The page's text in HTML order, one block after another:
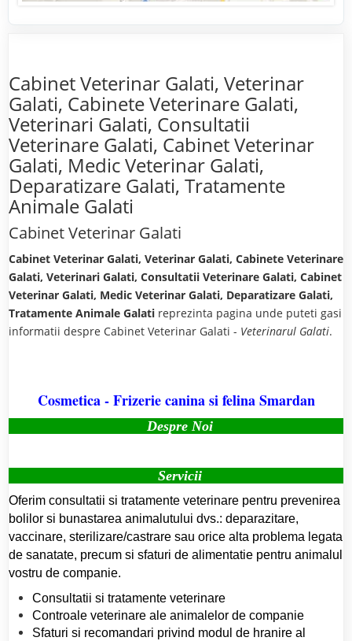
Cabinet Veterinar Galati, Veterinar
Galati, Cabinete Veterinare Galati,
Veterinari Galati, Consultatii
Veterinare Galati, Cabinet Veterinar
Galati, Medic Veterinar Galati,
Deparatizare Galati, Tratamente
Animale Galati
Cabinet Veterinar Galati
Cabinet Veterinar Galati, Veterinar Galati, Cabinete Veterinare
Galati, Veterinari Galati, Consultatii Veterinare Galati, Cabinet
Veterinar Galati, Medic Veterinar Galati, Deparatizare Galati,
Tratamente Animale Galati reprezinta pagina unde puteti gasi
informatii despre Cabinet Veterinar Galati - Veterinarul Galati.
Cosmetica - Frizerie canina si felina Smardan
Despre Noi
Servicii
Oferim consultatii si tratamente veterinare pentru prevenirea
bolilor si bunastarea animalutului dvs.: deparazitare,
vaccinare, sterilizare/castrare sau orice alta problema legata
de sanatate, precum si sfaturi de alimentatie pentru animalul
vostru de companie.
Consultatii si tratamente veterinare
Controale veterinare ale animalelor de companie
Sfaturi si recomandari privind modul de hranire al